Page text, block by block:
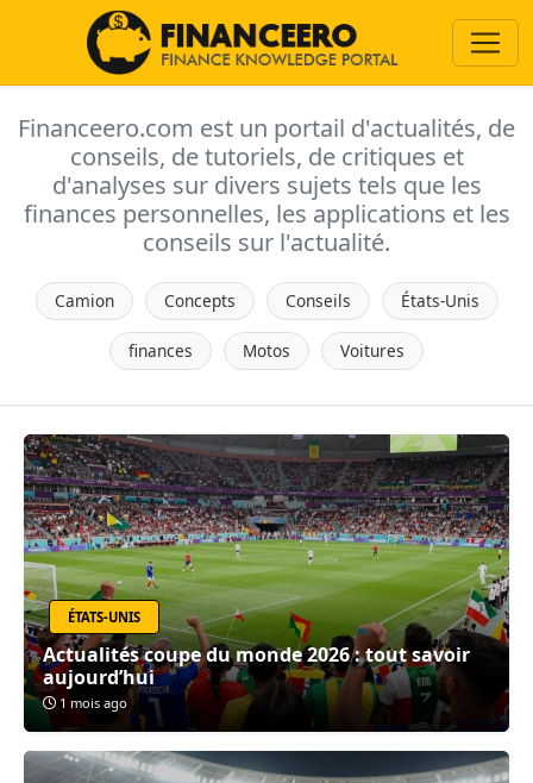
Financeero.com est un portail d'actualités, de
conseils, de tutoriels, de critiques et
d'analyses sur divers sujets tels que les
finances personnelles, les applications et les
conseils sur l'actualité.
Camion Concepts Conseils États-Unis
finances Motos Voitures
ÉTATS-UNIS
Actualités coupe du monde 2026 : tout savoir
aujourd’hui
1 mois ago